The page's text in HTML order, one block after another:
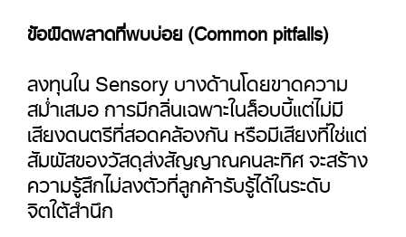
ข้อผิดพลาดที่พบบ่อย (Common pitfalls)
ลงทุนใน Sensory บางด้านโดยขาดความ
สม่ำเสมอ การมีกลิ่นเฉพาะในล็อบบี้แต่ไม่มี
เสียงดนตรีที่สอดคล้องกัน หรือมีเสียงที่ใช่แต่
สัมผัสของวัสดุส่งสัญญาณคนละทิศ จะสร้าง
ความรู้สึกไม่ลงตัวที่ลูกค้ารับรู้ได้ในระดับ
จิตใต้สำนึก